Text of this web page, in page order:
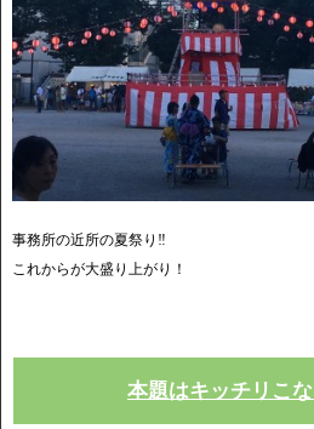
事務所の近所の夏祭り‼︎
これからが大盛り上がり！
本題はキッチリこ